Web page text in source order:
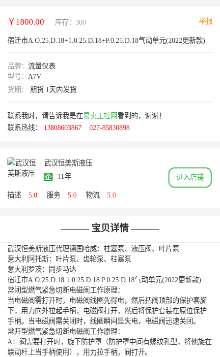
￥1800.00 库存：300 举报
宿迁市A.O.25.D.18+1.0.25.D.18+P.0.25.D.18气动单元(2022更新款)
品牌： 流量仪表
型号： A7V
货期：
期货 1天内发货
联系我时，请告诉我是在易卖工控网看到的，谢谢！
联系热线： 13808603867 027-85830898
武汉恒美斯液压
11年
描述 5.0 服务 5.0 物流 5.0
进入店铺
——— 宝贝详情 ———
武汉恒美斯液压代理德国哈威：柱塞泵、液压阀、叶片泵
意大利阿托斯：叶片泵、齿轮泵、柱塞泵
意大利罗茨：同步马达
宿迁市A.O.25.D.18 1.0.25.D.18 P.0.25.D.18气动单元(2022更新款)
常闭型燃气紧急切断电磁阀工作原理：
当电磁阀需打开时，电磁阀线圈先得电，然后把阀顶部的保护套旋
下，用力向外拉起手柄，电磁阀打开，然后将保护套装在原位保护
手柄。当电磁阀需关闭时，线圈瞬间是失电，电磁阀迅速关闭。
常开型燃气紧急切断电磁阀工作原理：
A：阀需要打开时，旋下防护罩（防护罩中间有螺纹孔型，将他旋在
联动杆上当手柄使用），用力拉手柄，阀打开。